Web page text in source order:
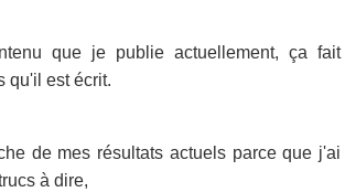
que je publie actuellement, ça fait
qu'il est écrit.
de mes résultats actuels parce que j'ai
à dire,